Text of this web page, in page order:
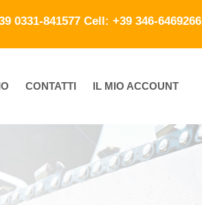
0331-841577 Cell: +39 346-6469266
CONTATTI IL MIO ACCOUNT